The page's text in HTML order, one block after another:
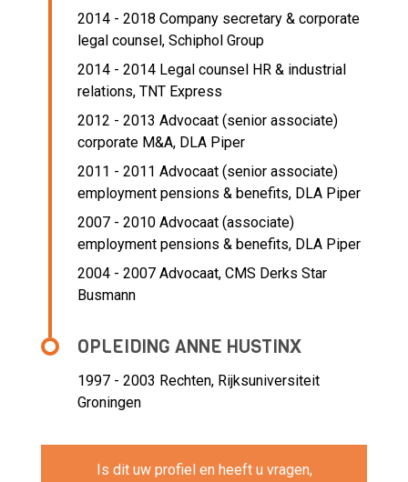
2014 - 2018 Company secretary & corporate
legal counsel, Schiphol Group
2014 - 2014 Legal counsel HR & industrial
relations, TNT Express
2012 - 2013 Advocaat (senior associate)
corporate M&A, DLA Piper
2011 - 2011 Advocaat (senior associate)
employment pensions & benefits, DLA Piper
2007 - 2010 Advocaat (associate)
employment pensions & benefits, DLA Piper
2004 - 2007 Advocaat, CMS Derks Star
Busmann
OPLEIDING ANNE HUSTINX
1997 - 2003 Rechten, Rijksuniversiteit
Groningen
Is dit uw profiel en heeft u vragen,